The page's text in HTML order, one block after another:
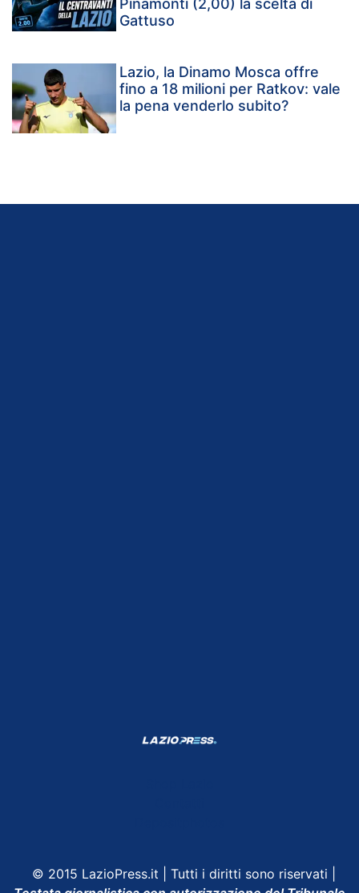
Pinamonti (2,00) la scelta di
Gattuso
Lazio, la Dinamo Mosca offre
fino a 18 milioni per Ratkov: vale
la pena venderlo subito?
© 2015 LazioPress.it | Tutti i diritti sono riservati |